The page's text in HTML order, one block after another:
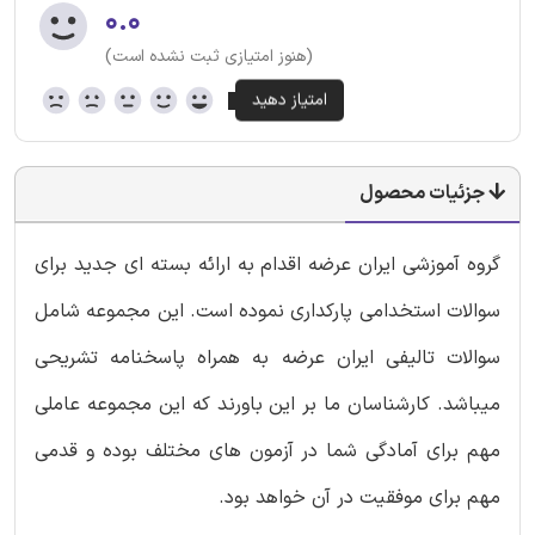
۰.۰
(هنوز امتیازی ثبت نشده است)
جزئیات محصول
گروه آموزشی ایران عرضه اقدام به ارائه بسته ای جدید برای
سوالات استخدامی پارکداری نموده است. این مجموعه شامل
سوالات تالیفی ایران عرضه به همراه پاسخنامه تشریحی
میباشد. کارشناسان ما بر این باورند که این مجموعه عاملی
مهم برای آمادگی شما در آزمون های مختلف بوده و قدمی
مهم برای موفقیت در آن خواهد بود.